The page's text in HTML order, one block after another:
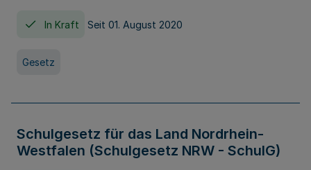
In Kraft Seit 01. August 2020
Gesetz
Schulgesetz für das Land Nordrhein-
Westfalen (Schulgesetz NRW - SchulG)